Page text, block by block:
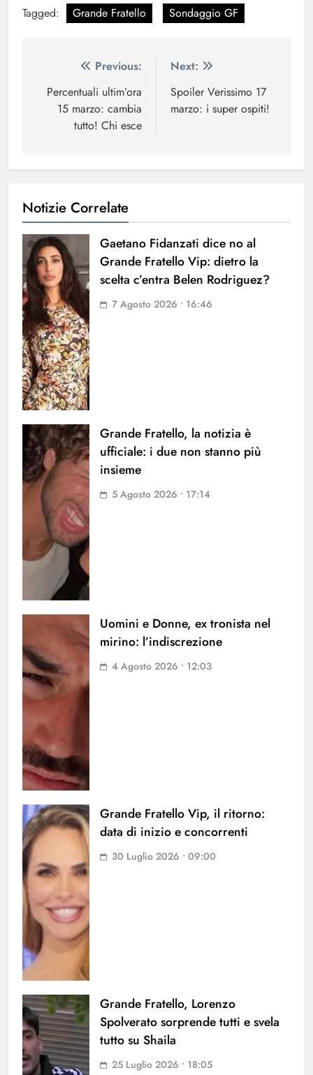
Tagged: Grande Fratello Sondaggio GF
Navigazione
articoli
Previous:
Percentuali ultim’ora
15 marzo: cambia
tutto! Chi esce
Next:
Spoiler Verissimo 17
marzo: i super ospiti!
Notizie Correlate
Gaetano Fidanzati dice no al
Grande Fratello Vip: dietro la
scelta c’entra Belen Rodriguez?
7 Agosto 2026 • 16:46
Grande Fratello, la notizia è
ufficiale: i due non stanno più
insieme
5 Agosto 2026 • 17:14
Uomini e Donne, ex tronista nel
mirino: l’indiscrezione
4 Agosto 2026 • 12:03
Grande Fratello Vip, il ritorno:
data di inizio e concorrenti
30 Luglio 2026 • 09:00
Grande Fratello, Lorenzo
Spolverato sorprende tutti e svela
tutto su Shaila
25 Luglio 2026 • 18:05